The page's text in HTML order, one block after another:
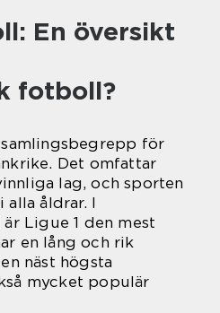
En översikt
fotboll?
för
Det omfattar
lag, och sporten
alla åldrar. I
Ligue 1 den mest
en lång och rik
näst högsta
mycket populär